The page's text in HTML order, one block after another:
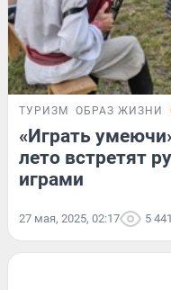
ТУРИЗМ ОБРАЗ ЖИЗНИ
«Играть
лето встретят
играми
27 мая, 2025, 02:17 5 441